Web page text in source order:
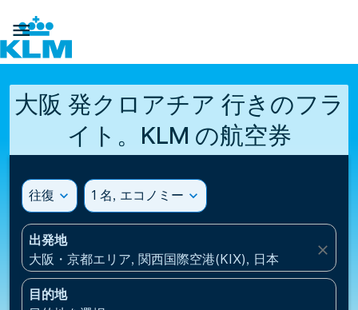

大阪 発クロアチア 行きのフラ
イト。KLM の航空券
往復 expand_more 1 名, エコノミー expand_more
出発地
大阪・京都エリア, 関西国際空港(KIX), 日本
close
目的地